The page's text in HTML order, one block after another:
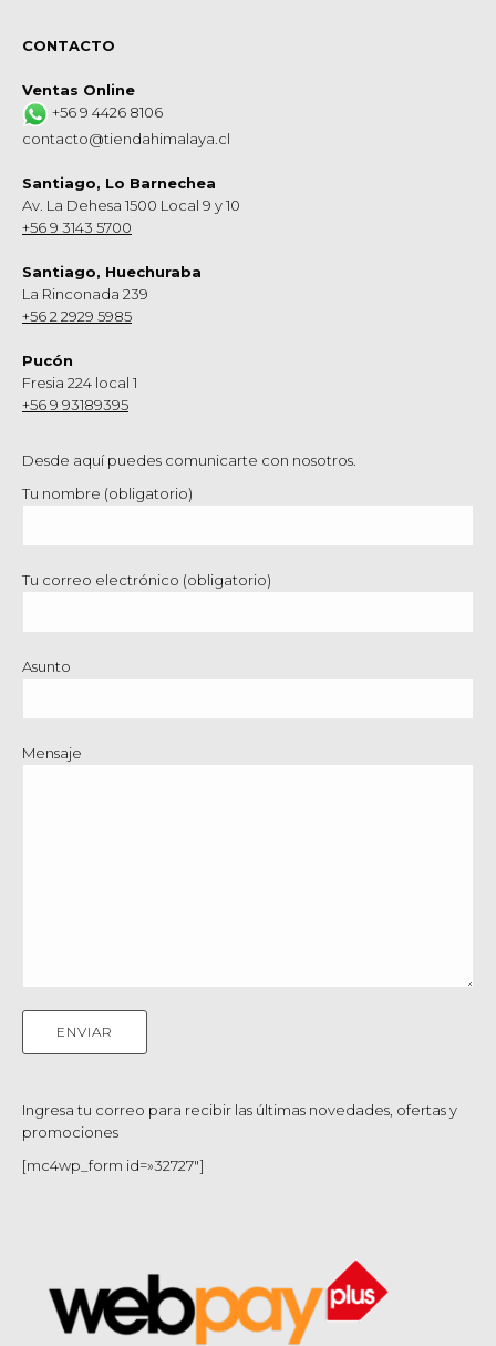
CONTACTO
Ventas Online
+56 9 4426 8106
contacto@tiendahimalaya.cl
Santiago, Lo Barnechea
Av. La Dehesa 1500 Local 9 y 10
+56 9 3143 5700
Santiago, Huechuraba
La Rinconada 239
+56 2 2929 5985
Pucón
Fresia 224 local 1
+56 9 93189395
Desde aquí puedes comunicarte con nosotros.
Tu nombre (obligatorio)
Tu correo electrónico (obligatorio)
Asunto
Mensaje
Ingresa tu correo para recibir las últimas novedades, ofertas y
promociones
[mc4wp_form id=»32727″]